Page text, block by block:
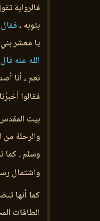
فالرواية
بثوبه ،
يا معشر
الله عنه
نعم ، أنا
فقالوا
بيت المقدس
والرحلة من
وسلم . كما
واشتمال
كما أنها
الطاقات